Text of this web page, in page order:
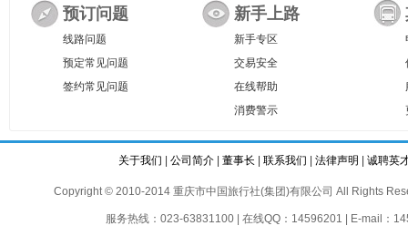
预订问题
线路问题
预定常见问题
签约常见问题
新手上路
新手专区
交易安全
在线帮助
消费警示
关于我们 公司简介 董事长 联系我们 法律声明 诚聘英
Copyright © 2010-2014 重庆市中国旅行社(集团)有限公司 All Rights
服务热线：023-63831100 | 在线QQ：14596201 | E-mail：